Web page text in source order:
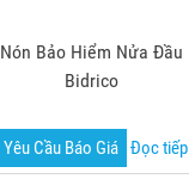
Nón Bảo Hiểm Nửa Đầu
Bidrico
Yêu Cầu Báo Giá Đọc tiếp